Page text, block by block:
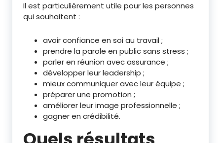
Il est particulièrement utile pour les personnes
qui souhaitent :
avoir confiance en soi au travail ;
prendre la parole en public sans stress ;
parler en réunion avec assurance ;
développer leur leadership ;
mieux communiquer avec leur équipe ;
préparer une promotion ;
améliorer leur image professionnelle ;
gagner en crédibilité.